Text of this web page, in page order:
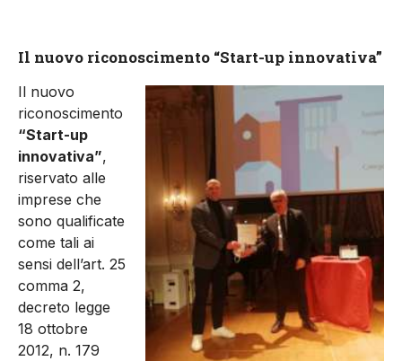
Il nuovo riconoscimento “Start-up innovativa”
Il nuovo
riconoscimento
“Start-up
innovativa”,
riservato alle
imprese che
sono qualificate
come tali ai
sensi dell’art. 25
comma 2,
decreto legge
18 ottobre
2012, n. 179